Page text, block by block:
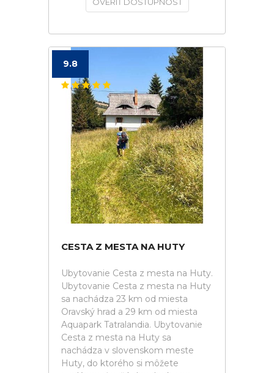
9.8
CESTA Z MESTA NA HUTY
Ubytovanie Cesta z mesta na Huty.
Ubytovanie Cesta z mesta na Huty
sa nachádza 23 km od miesta
Oravský hrad a 29 km od miesta
Aquapark Tatralandia. Ubytovanie
Cesta z mesta na Huty sa
nachádza v slovenskom meste
Huty, do ktorého si môžete